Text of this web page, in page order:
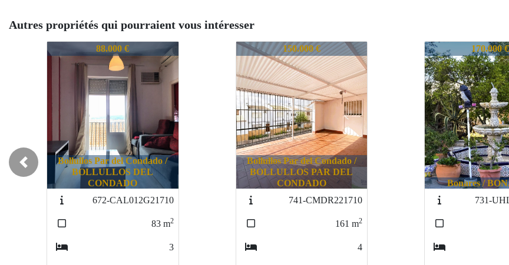
Autres propriétés qui pourraient vous intéresser
740-CHLVA0921710
150.000 €
Bollullos Par del Condado /
BOLLULLOS PAR DEL
CONDADO
741-CMDR221710
161 m2
4
740-CHLVA0921710
170.000 €
Bonares / BONARES
731-UHLV6521830
188m2
4
740- 145.000 €
Gibraleón /
756-
Previous